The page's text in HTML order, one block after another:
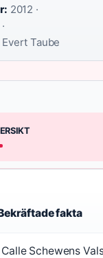
2012 ·
Evert Taube
fakta
Calle Schewens